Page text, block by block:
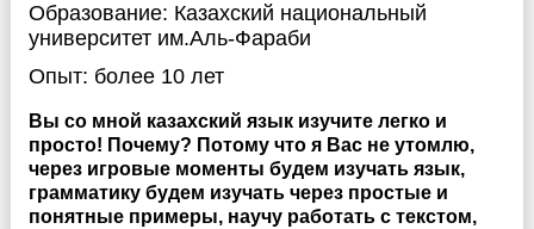
Образование: Казахский национальный
университет им.Аль-Фараби
Опыт: более 10 лет
Вы со мной казахский язык изучите легко и
просто! Почему? Потому что я Вас не утомлю,
через игровые моменты будем изучать язык,
грамматику будем изучать через простые и
понятные примеры, научу работать с текстом,